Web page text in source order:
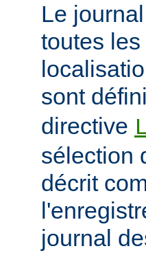
Le
toutes
sont
directive
sélection
décrit
journal